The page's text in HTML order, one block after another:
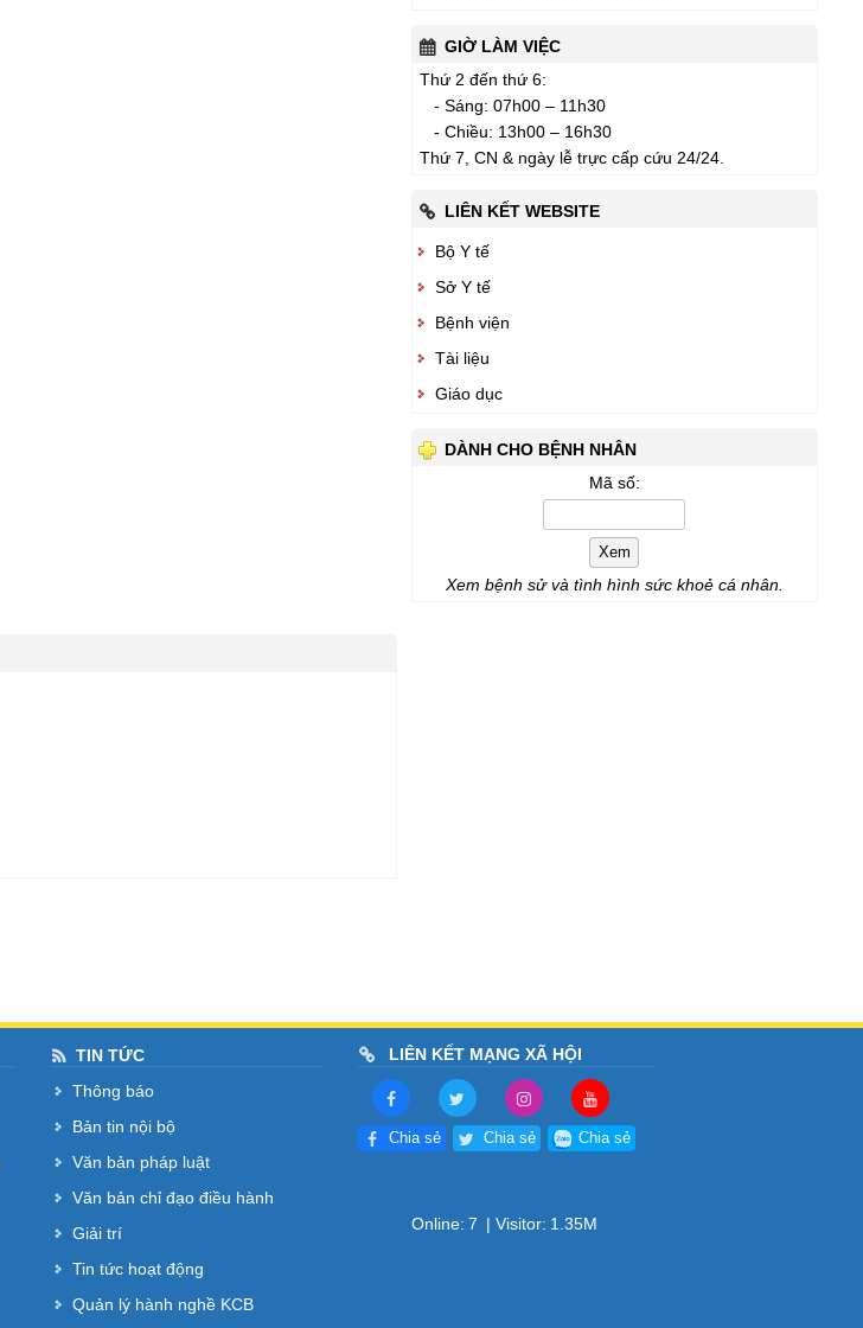
GIỜ LÀM VIỆC
Thứ 2 đến thứ 6:
- Sáng: 07h00 – 11h30
- Chiều: 13h00 – 16h30
Thứ 7, CN & ngày lễ trực cấp cứu 24/24.
LIÊN KẾT WEBSITE
Bộ Y tế
Sở Y tế
Bệnh viện
Tài liệu
Giáo dục
DÀNH CHO BỆNH NHÂN
Mã số:
Xem
Xem bệnh sử và tình hình sức khoẻ cá nhân.
TIN TỨC
Thông báo
Bản tin nội bộ
Văn bản pháp luật
Văn bản chỉ đạo điều hành
Giải trí
Tin tức hoạt động
Quản lý hành nghề KCB
LIÊN KẾT MẠNG XÃ HỘI
Chia sẻ Chia sẻ Chia sẻ
Online: 7 | Visitor: 1.35M